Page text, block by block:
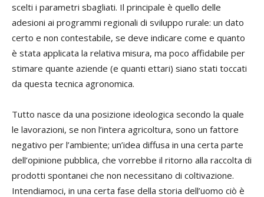
scelti i parametri sbagliati. Il principale è quello delle
adesioni ai programmi regionali di sviluppo rurale: un dato
certo e non contestabile, se deve indicare come e quanto
è stata applicata la relativa misura, ma poco affidabile per
stimare quante aziende (e quanti ettari) siano stati toccati
da questa tecnica agronomica.
Tutto nasce da una posizione ideologica secondo la quale
le lavorazioni, se non l’intera agricoltura, sono un fattore
negativo per l’ambiente; un’idea diffusa in una certa parte
dell’opinione pubblica, che vorrebbe il ritorno alla raccolta di
prodotti spontanei che non necessitano di coltivazione.
Intendiamoci, in una certa fase della storia dell’uomo ciò è